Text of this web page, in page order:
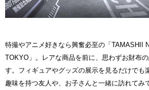
特撮やアニメ好きなら興奮必至の「TAMASHII
TOKYO」。レアな商品を前に、思わずお財布
す。フィギュアやグッズの展示を見るだけでも
趣味を持つ友人や、お子さんと一緒に訪れてみ